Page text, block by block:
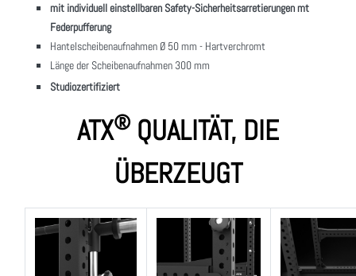
mit individuell einstellbaren Safety-Sicherheitsarretierungen mt
Federpufferung
Hantelscheibenaufnahmen Ø 50 mm - Hartverchromt
Länge der Scheibenaufnahmen 300 mm
Studiozertifiziert
ATX® QUALITÄT, DIE
ÜBERZEUGT